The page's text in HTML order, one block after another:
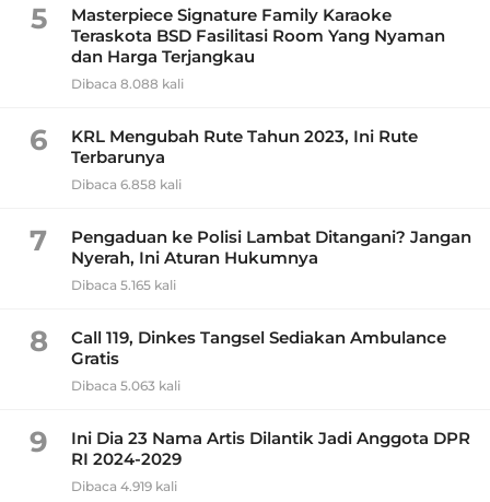
5
Masterpiece Signature Family Karaoke
Teraskota BSD Fasilitasi Room Yang Nyaman
dan Harga Terjangkau
Dibaca 8.088 kali
6
KRL Mengubah Rute Tahun 2023, Ini Rute
Terbarunya
Dibaca 6.858 kali
7
Pengaduan ke Polisi Lambat Ditangani? Jangan
Nyerah, Ini Aturan Hukumnya
Dibaca 5.165 kali
8
Call 119, Dinkes Tangsel Sediakan Ambulance
Gratis
Dibaca 5.063 kali
9
Ini Dia 23 Nama Artis Dilantik Jadi Anggota DPR
RI 2024-2029
Dibaca 4.919 kali